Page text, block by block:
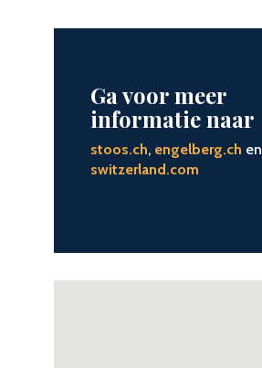
Ga voor meer
informatie naar
stoos.ch, engelberg.ch en
switzerland.com